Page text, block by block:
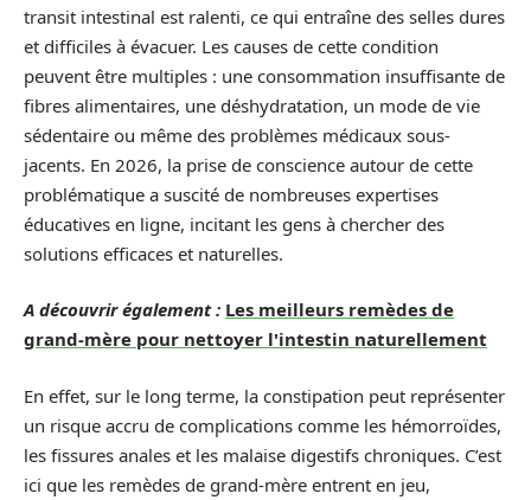
transit intestinal est ralenti, ce qui entraîne des selles dures
et difficiles à évacuer. Les causes de cette condition
peuvent être multiples : une consommation insuffisante de
fibres alimentaires, une déshydratation, un mode de vie
sédentaire ou même des problèmes médicaux sous-
jacents. En 2026, la prise de conscience autour de cette
problématique a suscité de nombreuses expertises
éducatives en ligne, incitant les gens à chercher des
solutions efficaces et naturelles.
A découvrir également : Les meilleurs remèdes de
grand-mère pour nettoyer l'intestin naturellement
En effet, sur le long terme, la constipation peut représenter
un risque accru de complications comme les hémorroïdes,
les fissures anales et les malaise digestifs chroniques. C’est
ici que les remèdes de grand-mère entrent en jeu,